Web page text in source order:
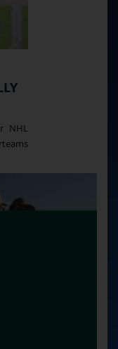
NHL